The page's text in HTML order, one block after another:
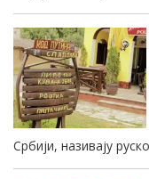
Србији, називају